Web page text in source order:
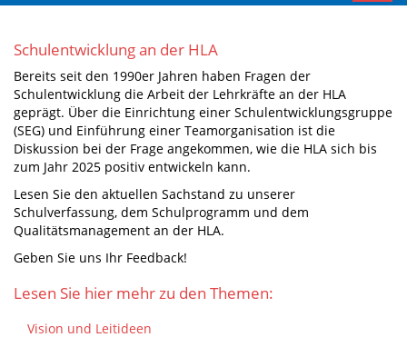
Schulentwicklung an der HLA
Bereits seit den 1990er Jahren haben Fragen der
Schulentwicklung die Arbeit der Lehrkräfte an der HLA
geprägt. Über die Einrichtung einer Schulentwicklungsgruppe
(SEG) und Einführung einer Teamorganisation ist die
Diskussion bei der Frage angekommen, wie die HLA sich bis
zum Jahr 2025 positiv entwickeln kann.
Lesen Sie den aktuellen Sachstand zu unserer
Schulverfassung, dem Schulprogramm und dem
Qualitätsmanagement an der HLA.
Geben Sie uns Ihr Feedback!
Lesen Sie hier mehr zu den Themen:
Vision und Leitideen